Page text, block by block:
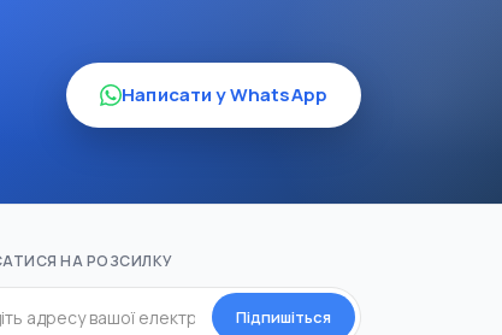
Написати у WhatsApp
НА РОЗСИЛКУ
Підпишіться